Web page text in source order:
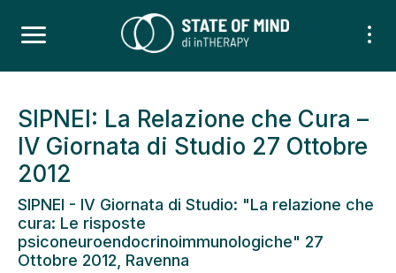
SIPNEI: La Relazione che Cura –
IV Giornata di Studio 27 Ottobre
2012
SIPNEI - IV Giornata di Studio: "La relazione che
cura: Le risposte
psiconeuroendocrinoimmunologiche" 27
Ottobre 2012, Ravenna